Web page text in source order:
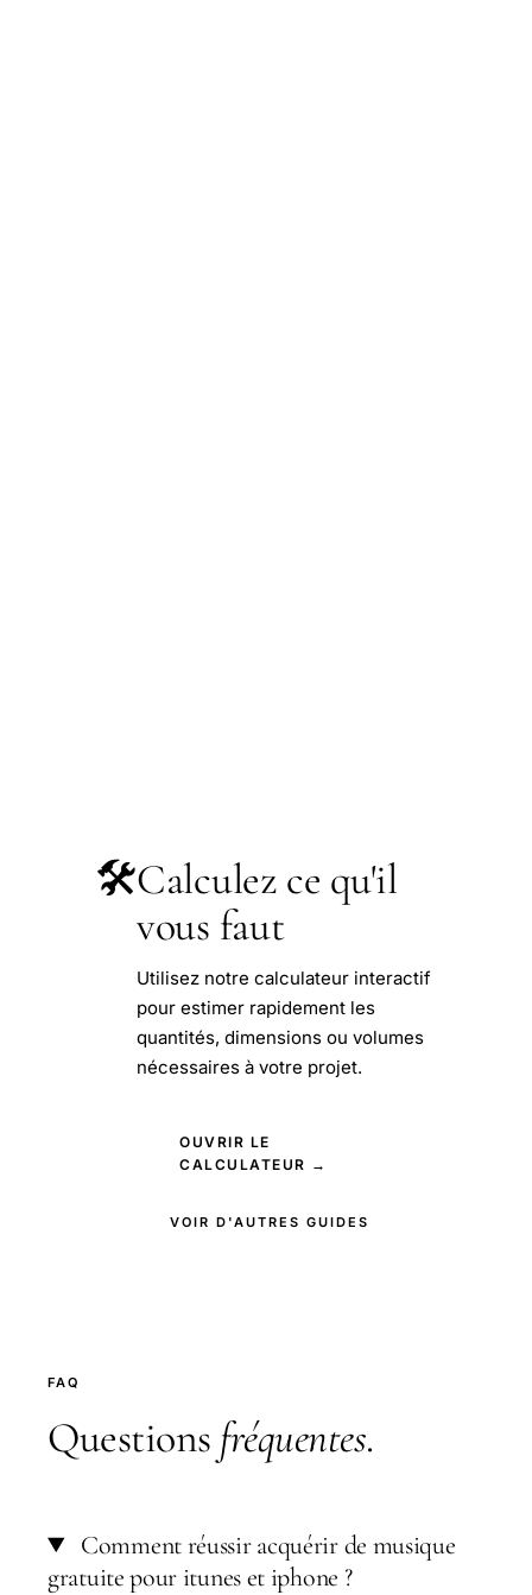
🛠️Calculez ce qu'il
vous faut
Utilisez notre calculateur interactif
pour estimer rapidement les
quantités, dimensions ou volumes
nécessaires à votre projet.
OUVRIR LE
CALCULATEUR →
VOIR D'AUTRES GUIDES
FAQ
Questions fréquentes.
Comment réussir acquérir de musique
gratuite pour itunes et iphone ?